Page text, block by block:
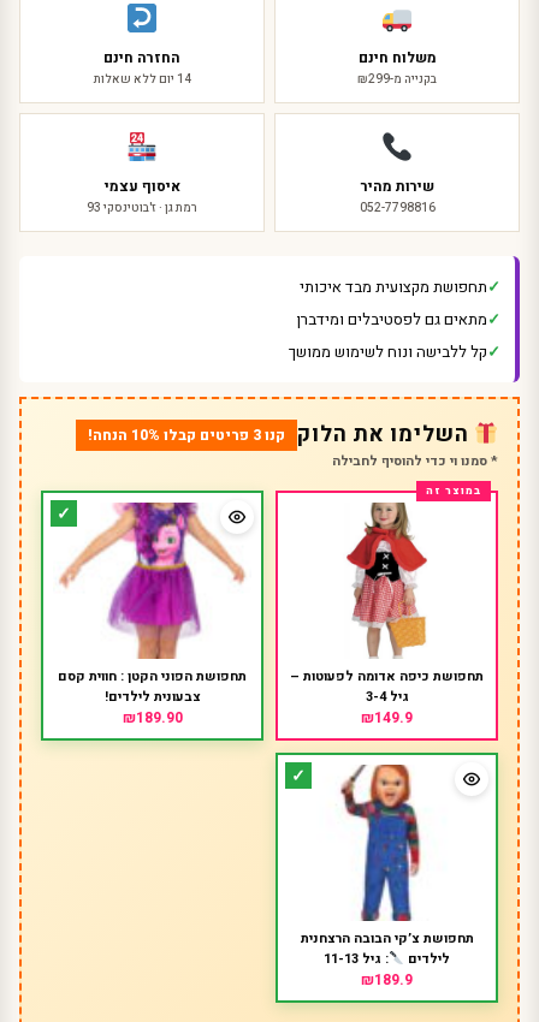
משלוח חינם
בקנייה מ-₪299
החזרה חינם
14 יום ללא שאלות
שירות מהיר
052-7798816
איסוף עצמי
רמת גן · ז'בוטינסקי 93
תחפושת מקצועית מבד איכותי
מתאים גם לפסטיבלים ומידברן
קל ללבישה ונוח לשימוש ממושך
השלימו את הלוק קנו 3 פריטים קבלו 10% הנחה!
* סמנו וי כדי להוסיף לחבילה
תחפושת כיפה אדומה לפעוטות –
גיל 3-4
₪149.9
תחפושת הפוני הקטן : חווית קסם
צבעונית לילדים!
₪189.90
תחפושת צ’קי הבובה הרצחנית
לילדים
: גיל 11-13
₪189.9